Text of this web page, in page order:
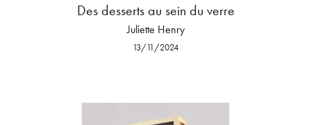
Des desserts au sein du verre
Juliette Henry
13/11/2024